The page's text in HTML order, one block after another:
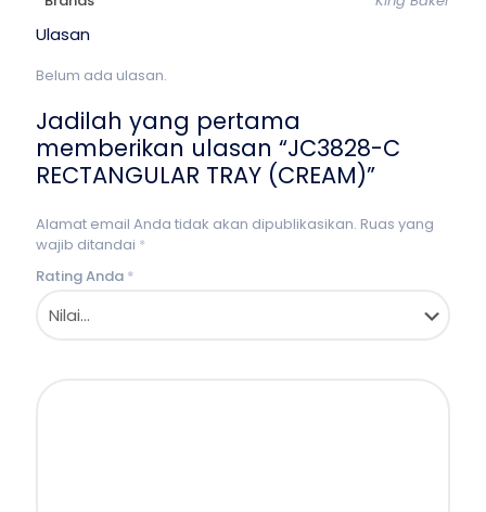
Ulasan
Belum ada ulasan.
Jadilah yang pertama
memberikan ulasan “JC3828-C
RECTANGULAR TRAY (CREAM)”
Alamat email Anda tidak akan dipublikasikan. Ruas yang
wajib ditandai *
Rating Anda *